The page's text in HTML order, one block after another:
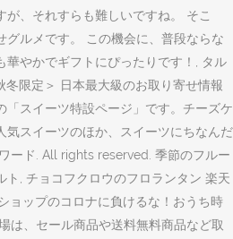
が、それすらも難しいですね。 そこ
グルメです。 この機会に、普段ならな
華やかでギフトにぴったりです！, タル
冬限定＞ 日本最大級のお取り寄せ情報
「スイーツ特設ページ」です。チーズケ
気スイーツのほか、スイーツにちなんだ
ード. All rights reserved. 季節のフルー
ト, チョコフクロウのフロランタン 楽天
ョップのコロナに負けるな！おうち時
は、セール商品や送料無料商品など取